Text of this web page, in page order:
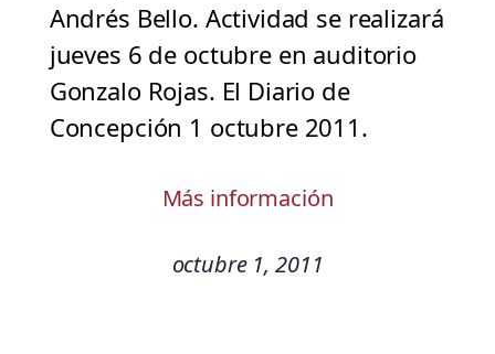
Andrés Bello. Actividad se realizará
jueves 6 de octubre en auditorio
Gonzalo Rojas. El Diario de
Concepción 1 octubre 2011.
Más información
octubre 1, 2011